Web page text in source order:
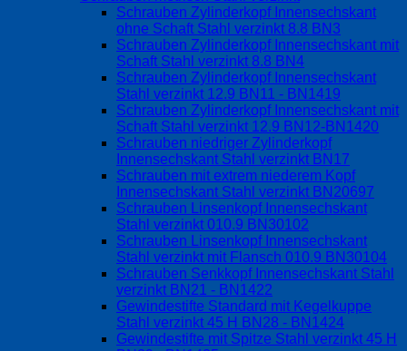
Schrauben Zylinderkopf Innensechskant
ohne Schaft Stahl verzinkt 8.8 BN3
Schrauben Zylinderkopf Innensechskant mit
Schaft Stahl verzinkt 8.8 BN4
Schrauben Zylinderkopf Innensechskant
Stahl verzinkt 12.9 BN11 - BN1419
Schrauben Zylinderkopf Innensechskant mit
Schaft Stahl verzinkt 12.9 BN12-BN1420
Schrauben niedriger Zylinderkopf
Innensechskant Stahl verzinkt BN17
Schrauben mit extrem niederem Kopf
Innensechskant Stahl verzinkt BN20697
Schrauben Linsenkopf Innensechskant
Stahl verzinkt 010.9 BN30102
Schrauben Linsenkopf Innensechskant
Stahl verzinkt mit Flansch 010.9 BN30104
Schrauben Senkkopf Innensechskant Stahl
verzinkt BN21 - BN1422
Gewindestifte Standard mit Kegelkuppe
Stahl verzinkt 45 H BN28 - BN1424
Gewindestifte mit Spitze Stahl verzinkt 45 H